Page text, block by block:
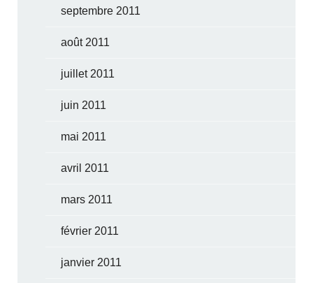
septembre 2011
août 2011
juillet 2011
juin 2011
mai 2011
avril 2011
mars 2011
février 2011
janvier 2011